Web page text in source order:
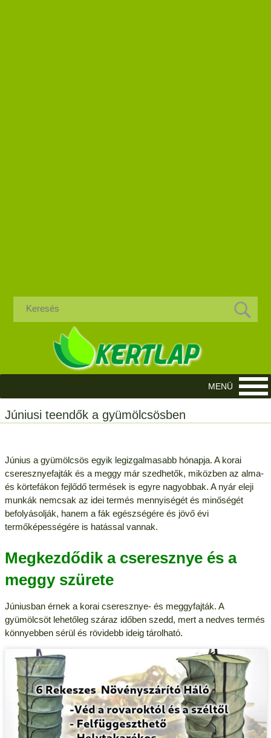
Júniusi teendők a gyümölcsösben
Június a gyümölcsös egyik legizgalmasabb hónapja. A korai
cseresznyefajták és a meggy már szedhetők, miközben az alma-
és körtefákon fejlődő termések is egyre nagyobbak. A nyár eleji
munkák nemcsak az idei termés mennyiségét és minőségét
befolyásolják, hanem a fák egészségére és jövő évi
termőképességére is hatással vannak.
Megkezdődik a cseresznye és a
meggy szürete
Júniusban érnek a korai cseresznye- és meggyfajták. A
gyümölcsöt lehetőleg száraz időben szedd, mert a nedves termés
könnyebben sérül és rövidebb ideig tárolható.